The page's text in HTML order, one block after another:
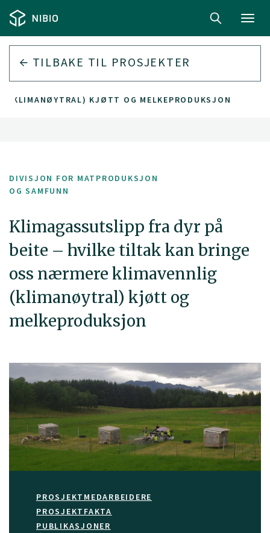
TILBAKE TIL PROSJEKTER
(KLIMANØYTRAL) KJØTT OG MELKEPRODUKSJON
DIVISJON FOR MATPRODUKSJON
OG SAMFUNN
Klimagassutslipp fra dyr på
beite – hvilke tiltak kan bringe
oss nærmere klimavennlig
(klimanøytral) kjøtt og
melkeproduksjon
PROSJEKTMEDARBEIDERE
PROSJEKTFAKTA
PUBLIKASJONER